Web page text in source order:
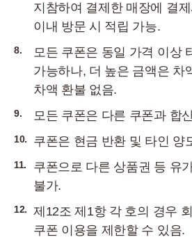
지참하여 결제한 매장에 결
이내 방문 시 적립 가능.
8.
모든 쿠폰은 동일 가격 이상
가능하나, 더 높은 금액은 차
차액 환불 없음.
9. 모든 쿠폰은 다른 쿠폰과 합
10. 쿠폰은 현금 반환 및 타인 양
11.
쿠폰으로 다른 상품권 등 유
불가.
12.
제12조 제1항 각 호의 경우
쿠폰 이용을 제한할 수 있음.